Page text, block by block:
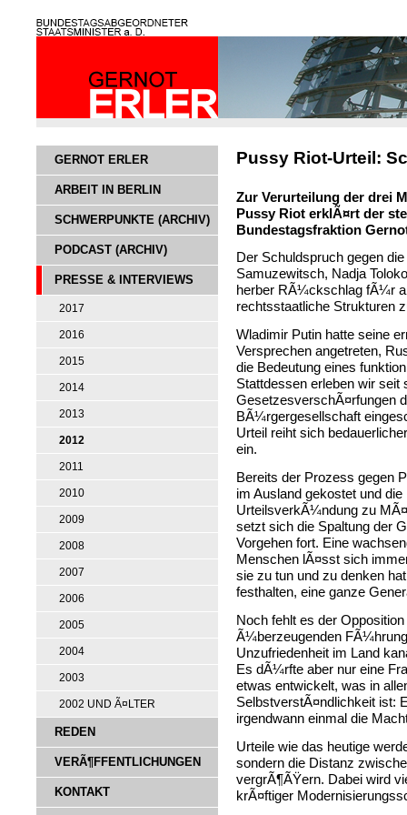
GERNOT ERLER
ARBEIT IN BERLIN
SCHWERPUNKTE (ARCHIV)
PODCAST (ARCHIV)
PRESSE & INTERVIEWS
2017
2016
2015
2014
2013
2012
2011
2010
2009
2008
2007
2006
2005
2004
2003
2002 UND Ã¤LTER
REDEN
VERÃ¶FFENTLICHUNGEN
KONTAKT
Pussy Riot-Urteil:
Zur Verurteilung der drei
Pussy Riot erklÃ¤rt der
Bundestagsfraktion
Der Schuldspruch gegen
Samuzewitsch, Nadja
herber RÃ¼ckschlag fÃ¼r
rechtsstaatliche Strukturen
Wladimir Putin hatte seine
Versprechen angetreten,
die Bedeutung eines
Stattdessen erleben wir
GesetzesverschÃ¤rfungen
BÃ¼rgergesellschaft
Urteil reiht sich
ein.
Bereits der Prozess gegen
im Ausland gekostet und
UrteilsverkÃ¼ndung zu
setzt sich die Spaltung der
Vorgehen fort. Eine
Menschen lÃ¤sst sich
sie zu tun und zu denken
festhalten, eine ganze
Noch fehlt es der
Ã¼berzeugenden
Unzufriedenheit im Land
Es dÃ¼rfte aber nur eine
etwas entwickelt, was in
SelbstverstÃ¤ndlichkeit ist:
irgendwann einmal die
Urteile wie das heutige
sondern die Distanz
vergrÃ¶ÃŸern. Dabei wird
krÃ¤ftiger